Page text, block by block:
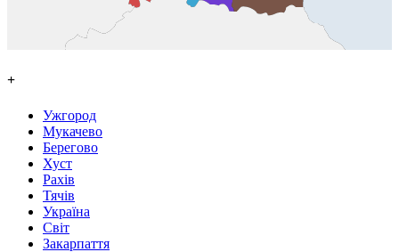
+
Ужгород
Мукачево
Берегово
Хуст
Рахів
Тячів
Україна
Світ
Закарпаття